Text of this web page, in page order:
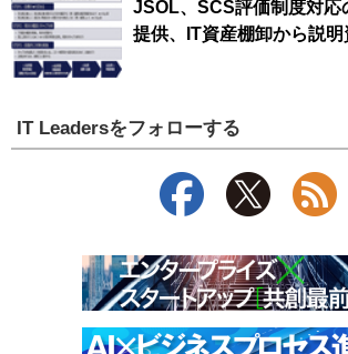
JSOL、SCS評価制度対応
提供、IT資産棚卸から説
IT Leadersをフォローする